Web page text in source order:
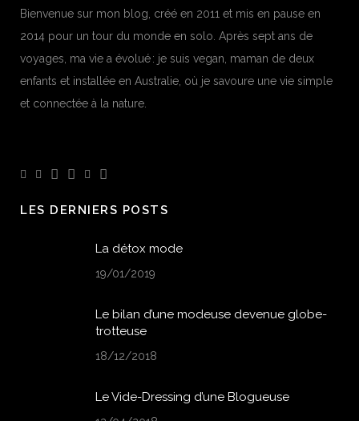
Bienvenue sur mon blog, créé en 2011 et mis en pause en
2014 pour un tour du monde en solo. Après sept ans de
voyages, ma vie a évolué : je suis vegan, maman de deux
enfants et installée en Australie, où je savoure une vie simple
et connectée à la nature.
LES DERNIERS POSTS
La détox mode
19/01/2019
Le bilan d’une modeuse devenue globe-
trotteuse
18/12/2018
Le Vide-Dressing d’une Blogueuse